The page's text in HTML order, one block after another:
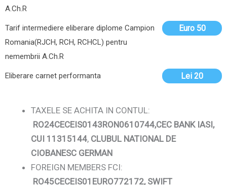
A.Ch.R
Tarif intermediere eliberare diplome Campion
Romania(RJCH, RCH, RCHCL) pentru
nemembrii A.Ch.R
Euro 50
Eliberare carnet performanta Lei 20
TAXELE SE ACHITA IN CONTUL:
RO24CECEIS0143RON0610744,CEC BANK IASI,
CUI 11315144, CLUBUL NATIONAL DE
CIOBANESC GERMAN
FOREIGN MEMBERS FCI:
RO45CECEIS01EURO772172, SWIFT